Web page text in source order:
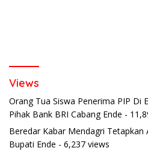
Views
Orang Tua Siswa Penerima PIP Di
Pihak Bank BRI Cabang Ende -
Beredar Kabar Mendagri Tetapkan
Bupati Ende - 6,237 views